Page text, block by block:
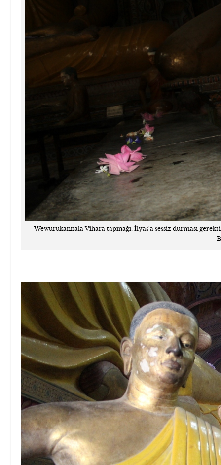
Wewurukannala Vihara tapınağı. İlyas'a sessiz durması